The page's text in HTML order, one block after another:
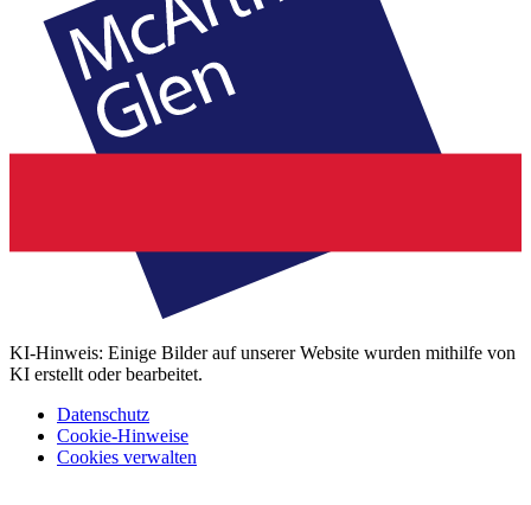
KI-Hinweis: Einige Bilder auf unserer Website wurden mithilfe von
KI erstellt oder bearbeitet.
Datenschutz
Cookie-Hinweise
Cookies verwalten